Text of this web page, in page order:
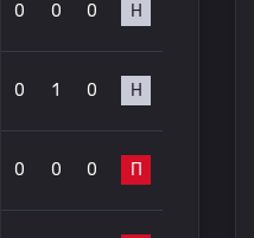
0 0 0 Н
0 1 0 Н
0 0 0 П